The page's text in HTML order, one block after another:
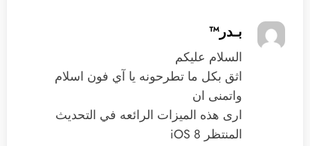
بـدر™
السلام عليكم
اثق بكل ما تطرحونه يا آي فون اسلام
واتمنى ان
ارى هذه الميزات الرائعه في التحديث
المنتظر iOS 8